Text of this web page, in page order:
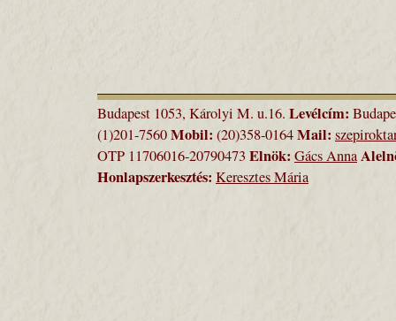
Budapest 1053, Károlyi M. u.16. Levélcím:
(1)201-7560Mobil: (20)358-0164Mail:
OTP 11706016-20790473 Elnök: Gács Anna
Honlapszerkesztés: Keresztes Mária